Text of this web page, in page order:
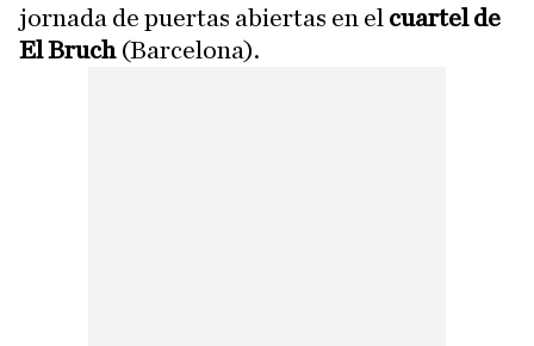
jornada de puertas abiertas en el cuartel de
El Bruch(Barcelona).